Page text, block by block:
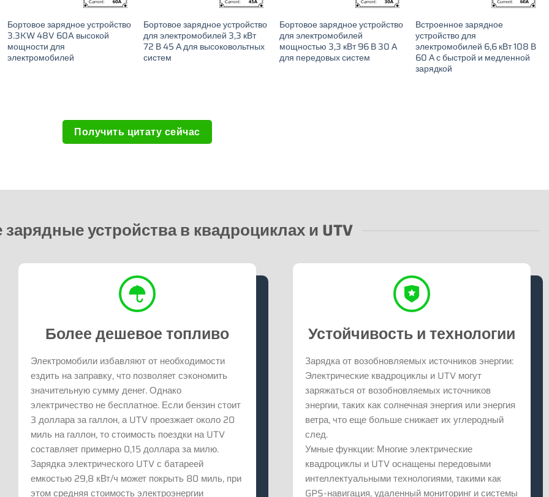
Бортовое зарядное устройство
3.3KW 48V 60A высокой
мощности для
электромобилей
Бортовое зарядное устройство
для электромобилей 3,3 кВт
72 В 45 А для высоковольтных
систем
Бортовое зарядное устройство
для электромобилей
мощностью 3,3 кВт 96 В 30 А
для передовых систем
Встроенное зарядное
устройство для
электромобилей 6,6 кВт 108 В
60 А с быстрой и медленной
зарядкой
Получить цитату сейчас
устройства в квадроциклах и UTV
Более дешевое топливо
Электромобили избавляют от необходимости
ездить на заправку, что позволяет сэкономить
значительную сумму денег. Однако
электричество не бесплатное. Если бензин стоит
3 доллара за галлон, а UTV проезжает около 20
миль на галлон, то стоимость поездки на UTV
составляет примерно 0,15 доллара за милю.
Зарядка электрического UTV с батареей
емкостью 29,8 кВт/ч может покрыть 80 миль, при
этом средняя стоимость электроэнергии
Устойчивость и технологии
Зарядка от возобновляемых источников энергии:
Электрические квадроциклы и UTV могут
заряжаться от возобновляемых источников
энергии, таких как солнечная энергия или энергия
ветра, что еще больше снижает их углеродный
след.
Умные функции: Многие электрические
квадроциклы и UTV оснащены передовыми
интеллектуальными технологиями, такими как
GPS-навигация, удаленный мониторинг и системы